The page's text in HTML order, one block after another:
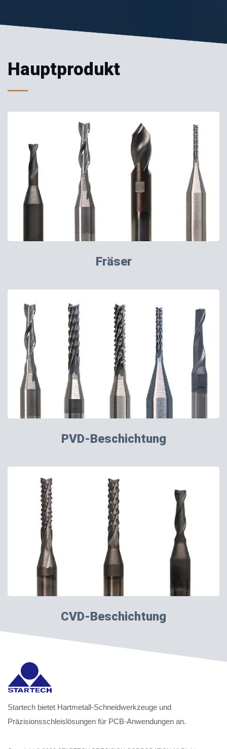
Hauptprodukt
Fräser
PVD-Beschichtung
CVD-Beschichtung
Startech bietet Hartmetall-Schneidwerkzeuge und
Präzisionsschleislösungen für PCB-Anwendungen an.